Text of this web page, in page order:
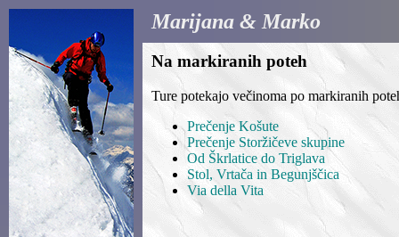
Marijana & Marko
Na markiranih poteh
Ture potekajo večinoma po markiranih
Prečenje Košute
Prečenje Storžičeve skupine
Od Škrlatice do Triglava
Stol, Vrtača in Begunjščica
Via della Vita